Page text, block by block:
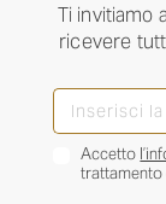
Ti invitiamo
ricevere
Accetto
trattamento